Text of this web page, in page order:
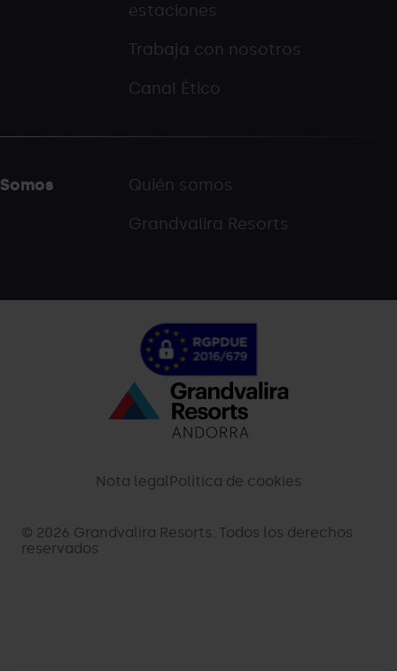
estaciones
Trabaja con nosotros
Canal Ético
Somos
Quién somos
Grandvalira Resorts
© 2026 Grandvalira Resorts. Todos los derechos
reservados
-
palarinsal.com
Política de cookies
Nota legal